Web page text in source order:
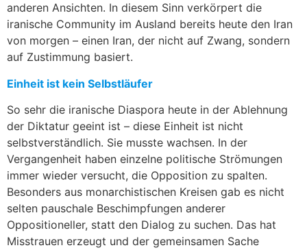
anderen Ansichten. In diesem Sinn verkörpert die
iranische Community im Ausland bereits heute den Iran
von morgen – einen Iran, der nicht auf Zwang, sondern
auf Zustimmung basiert.
Einheit ist kein Selbstläufer
So sehr die iranische Diaspora heute in der Ablehnung
der Diktatur geeint ist – diese Einheit ist nicht
selbstverständlich. Sie musste wachsen. In der
Vergangenheit haben einzelne politische Strömungen
immer wieder versucht, die Opposition zu spalten.
Besonders aus monarchistischen Kreisen gab es nicht
selten pauschale Beschimpfungen anderer
Oppositioneller, statt den Dialog zu suchen. Das hat
Misstrauen erzeugt und der gemeinsamen Sache